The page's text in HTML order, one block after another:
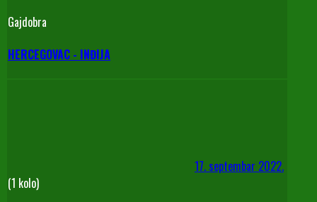
Gajdobra
HERCEGOVAC - INĐIJA
17. septembar 2022.
(1 kolo)